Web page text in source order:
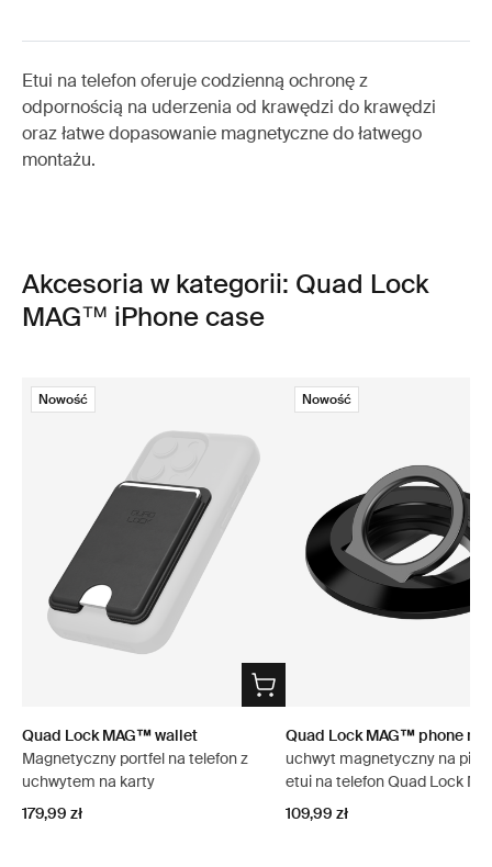
Etui na telefon oferuje codzienną ochronę z
odpornością na uderzenia od krawędzi do krawędzi
oraz łatwe dopasowanie magnetyczne do łatwego
montażu.
Akcesoria w kategorii: Quad Lock
MAG™ iPhone case
Nowość
Quad Lock MAG™ wallet
Magnetyczny portfel na telefon z
uchwytem na karty
179,99 zł
Nowość
Quad Lock MAG™ phone
uchwyt magnetyczny na
etui na telefon Quad Lock
109,99 zł